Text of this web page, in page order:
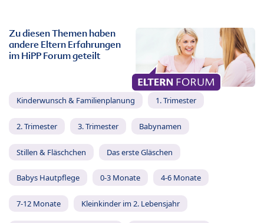
Zu diesen Themen haben
andere Eltern Erfahrungen
im HiPP Forum geteilt
Kinderwunsch & Familienplanung 1. Trimester
2. Trimester 3. Trimester Babynamen
Stillen & Fläschchen Das erste Gläschen
Babys Hautpflege 0-3 Monate 4-6 Monate
7-12 Monate Kleinkinder im 2. Lebensjahr